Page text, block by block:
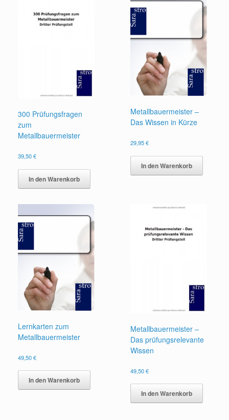
300 Prüfungsfragen
zum
Metallbauermeister
39,50€
In den Warenkorb
Metallbauermeister –
Das Wissen in Kürze
29,95€
In den Warenkorb
Lernkarten zum
Metallbauermeister
49,50€
In den Warenkorb
Metallbauermeister –
Das prüfungsrelevante
Wissen
49,50€
In den Warenkorb